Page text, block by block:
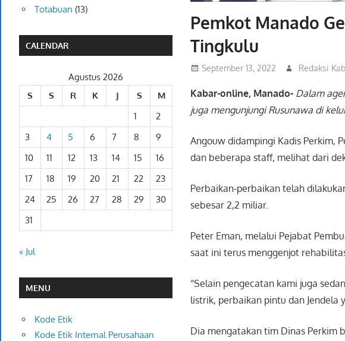
Pemkot Manado
Tingkulu
September 13, 2022 Redaksi
Kabar-online, Manado- Dalam
juga mengunjungi Rusunawa di
Angouw didampingi Kadis Perkim,
dan beberapa staff, melihat dari
Perbaikan-perbaikan telah
sebesar 2,2 miliar.
Peter Eman, melalui Pejabat
saat ini terus menggenjot
“Selain pengecatan kami juga
listrik, perbaikan pintu dan Jendela
Dia mengatakan tim Dinas Perkim
Totabuan (13)
CALENDAR
Agustus 2026
S
S R K J S
M
1
2
3
4 5 6 7 8
9
10
11 12 13 14 15
16
17
18 19 20 21 22
23
24
25 26 27 28 29
30
31
« Jul
MENU
Kode Etik
Kode Etik Internal Perusahaan